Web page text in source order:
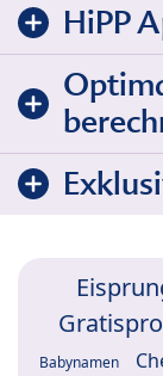
HiPP
Babynamen